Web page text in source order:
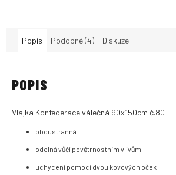
Popis Podobné (4) Diskuze
POPIS
Vlajka Konfederace válečná 90x150cm č.80
oboustranná
odolná vůči povětrnostním vlivům
uchycení pomocí dvou kovových oček